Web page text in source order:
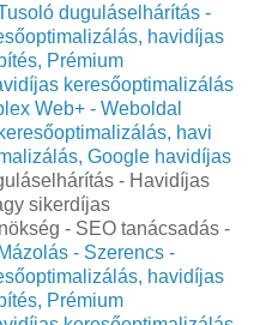
duguláselhárítás -
havidíjas
Prémium
keresőoptimalizálás
Web+ - Weboldal
havi
Google havidíjas
- Havidíjas
sikerdíjas
- SEO tanácsadás -
Mázolás - Szerencs -
havidíjas
Prémium